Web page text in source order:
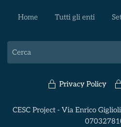
Home Tutti gli enti
Privacy Policy
CESC Project - Via Enrico